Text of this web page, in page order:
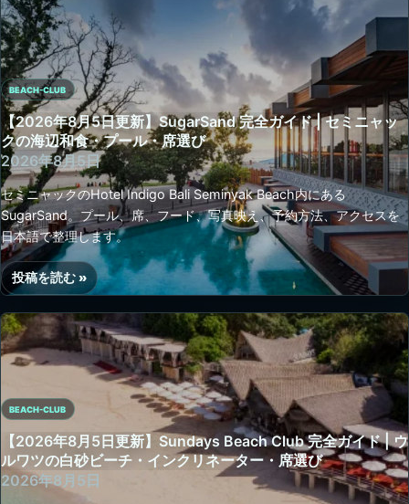
8
月
5
日
更
新】
El
Kabron
Bali
完
全
ガ
イ
ド
ウ
ル
ワ
の
上
プ
BEACH-CLUB
【2026年8月5日更新】SugarSand 完全ガイド | セミニャッ
クの海辺和食・プール・席選び
2026年8月5日
セミニャックのHotel Indigo Bali Seminyak Beach内にある
SugarSand。プール、席、フード、写真映え、予約方法、アクセスを
日本語で整理します。
【2026
8
月
5
更
新】
SugarSand
完
投稿を読む »
BEACH-CLUB
【2026年8月5日更新】Sundays Beach Club 完全ガイド | ウ
ルワツの白砂ビーチ・インクリネーター・席選び
2026年8月5日